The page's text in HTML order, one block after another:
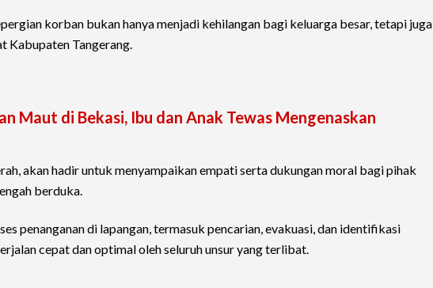
korban bukan hanya menjadi kehilangan bagi keluarga besar, tetapi juga
Kabupaten Tangerang.
Maut di Bekasi, Ibu dan Anak Tewas Mengenaskan
akan hadir untuk menyampaikan empati serta dukungan moral bagi pihak
berduka.
penanganan di lapangan, termasuk pencarian, evakuasi, dan identifikasi
cepat dan optimal oleh seluruh unsur yang terlibat.